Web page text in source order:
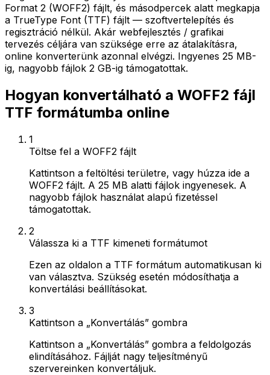
Format 2 (WOFF2) fájlt, és másodpercek alatt megkapja
a TrueType Font (TTF) fájlt — szoftvertelepítés és
regisztráció nélkül. Akár webfejlesztés / grafikai
tervezés céljára van szüksége erre az átalakításra,
online konverterünk azonnal elvégzi. Ingyenes 25 MB-
ig, nagyobb fájlok 2 GB-ig támogatottak.
Hogyan konvertálható a WOFF2 fájl
TTF formátumba online
1
Töltse fel a WOFF2 fájlt
Kattintson a feltöltési területre, vagy húzza ide a
WOFF2 fájlt. A 25 MB alatti fájlok ingyenesek. A
nagyobb fájlok használat alapú fizetéssel
támogatottak.
2
Válassza ki a TTF kimeneti formátumot
Ezen az oldalon a TTF formátum automatikusan ki
van választva. Szükség esetén módosíthatja a
konvertálási beállításokat.
3
Kattintson a „Konvertálás” gombra
Kattintson a „Konvertálás” gombra a feldolgozás
elindításához. Fájlját nagy teljesítményű
szervereinken konvertáljuk.